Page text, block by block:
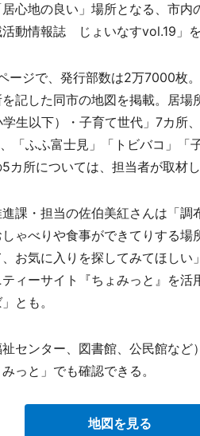
心地の良い」場所となる、市内
動情報誌 じょいなすvol.19」
ジで、発行部数は2万7000枚
記した同市の地図を掲載。居場
生以下）・子育て世代」7カ所
「ふふ富士見」「トビバコ」「
カ所については、担当者が取材
課・担当の佐伯美紅さんは「調
ゃべりや食事ができてりする
お気に入りを探してみてほし
ティーサイト『ちょみっと』を
とも。
センター、図書館、公民館など
っと」でも確認できる。
地図を見る